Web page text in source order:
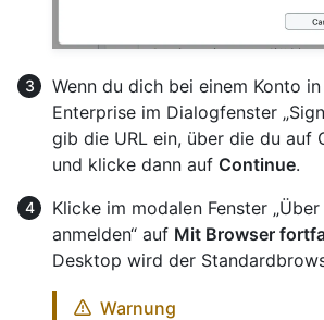
Wenn du dich bei einem Konto
Enterprise im Dialogfenster
gib die URL ein, über die du auf
und klicke dann auf Continue.
Klicke im modalen Fenster
anmelden“ auf Mit Browser
Desktop wird der
Warnung